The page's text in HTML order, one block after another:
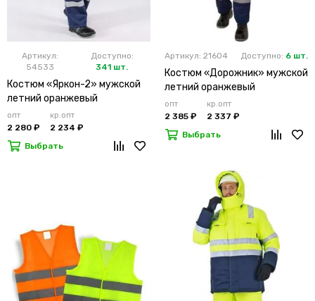
Артикул:
54533
Доступно:
341 шт.
Костюм «Яркон-2» мужской
летний оранжевый
опт
2 280 ₽
кр.опт
2 234 ₽
Выбрать
Артикул: 21604 Доступно: 6 шт.
Костюм «Дорожник» мужской
летний оранжевый
опт
2 385 ₽
кр.опт
2 337 ₽
Выбрать